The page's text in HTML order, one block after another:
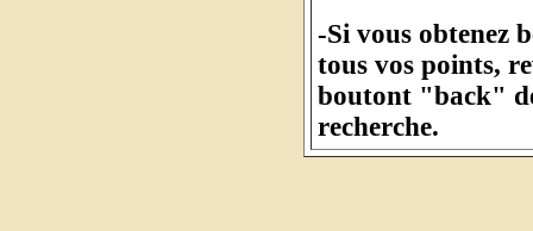
-Si vous obtenez
tous vos points,
boutont "back"
recherche.